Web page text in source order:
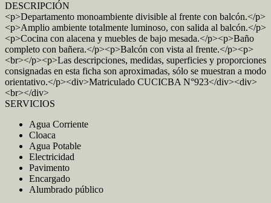
DESCRIPCIÓN
<p>Departamento monoambiente divisible al frente con balcón.</p>
<p>Amplio ambiente totalmente luminoso, con salida al balcón.</p>
<p>Cocina con alacena y muebles de bajo mesada.</p><p>Baño
completo con bañera.</p><p>Balcón con vista al frente.</p><p>
<br></p><p>Las descripciones, medidas, superficies y proporciones
consignadas en esta ficha son aproximadas, sólo se muestran a modo
orientativo.</p><div>Matriculado CUCICBA N°923</div><div>
<br></div>
SERVICIOS
Agua Corriente
Cloaca
Agua Potable
Electricidad
Pavimento
Encargado
Alumbrado público